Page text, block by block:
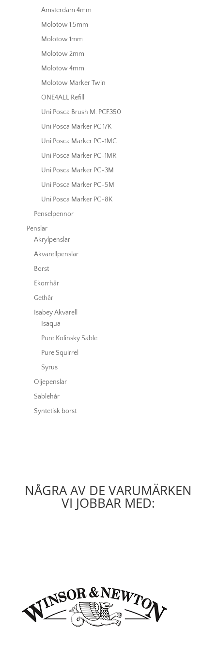
Amsterdam 4mm
Molotow 1.5mm
Molotow 1mm
Molotow 2mm
Molotow 4mm
Molotow Marker Twin
ONE4ALL Refill
Uni Posca Brush M. PCF350
Uni Posca Marker PC 17K
Uni Posca Marker PC-1MC
Uni Posca Marker PC-1MR
Uni Posca Marker PC-3M
Uni Posca Marker PC-5M
Uni Posca Marker PC-8K
Penselpennor
Penslar
Akrylpenslar
Akvarellpenslar
Borst
Ekorrhår
Gethår
Isabey Akvarell
Isaqua
Pure Kolinsky Sable
Pure Squirrel
Syrus
Oljepenslar
Sablehår
Syntetisk borst
NÅGRA AV DE VARUMÄRKEN
VI JOBBAR MED: